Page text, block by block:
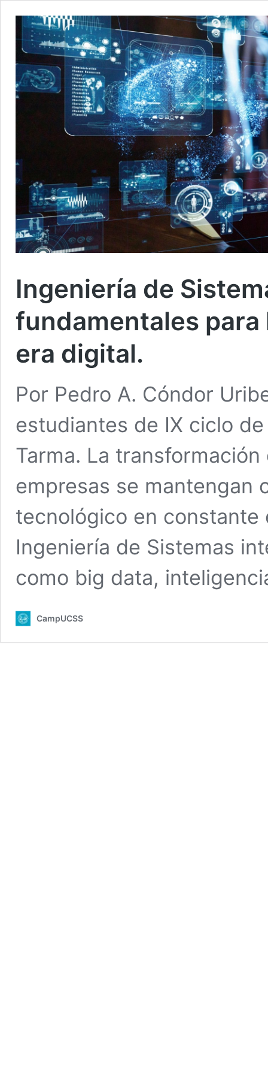
Ingeniería de
fundamentales
era digital.
Por Pedro A. Cóndor
estudiantes de IX ciclo
Tarma. La
empresas se mantengan
tecnológico en constante
Ingeniería de Sistemas
como big data,
CampUCSS